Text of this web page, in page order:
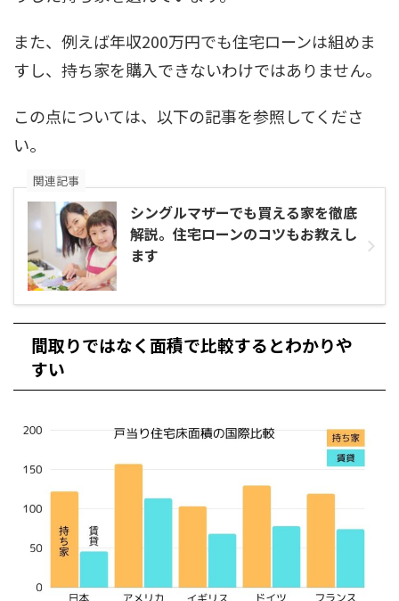
また、例えば年収200万円でも住宅ローンは組めま
すし、持ち家を購入できないわけではありません。
この点については、以下の記事を参照してくださ
い。
シングルマザーでも買える家を徹底
解説。住宅ローンのコツもお教えし
ます
関連記事
間取りではなく面積で比較するとわかりや
すい